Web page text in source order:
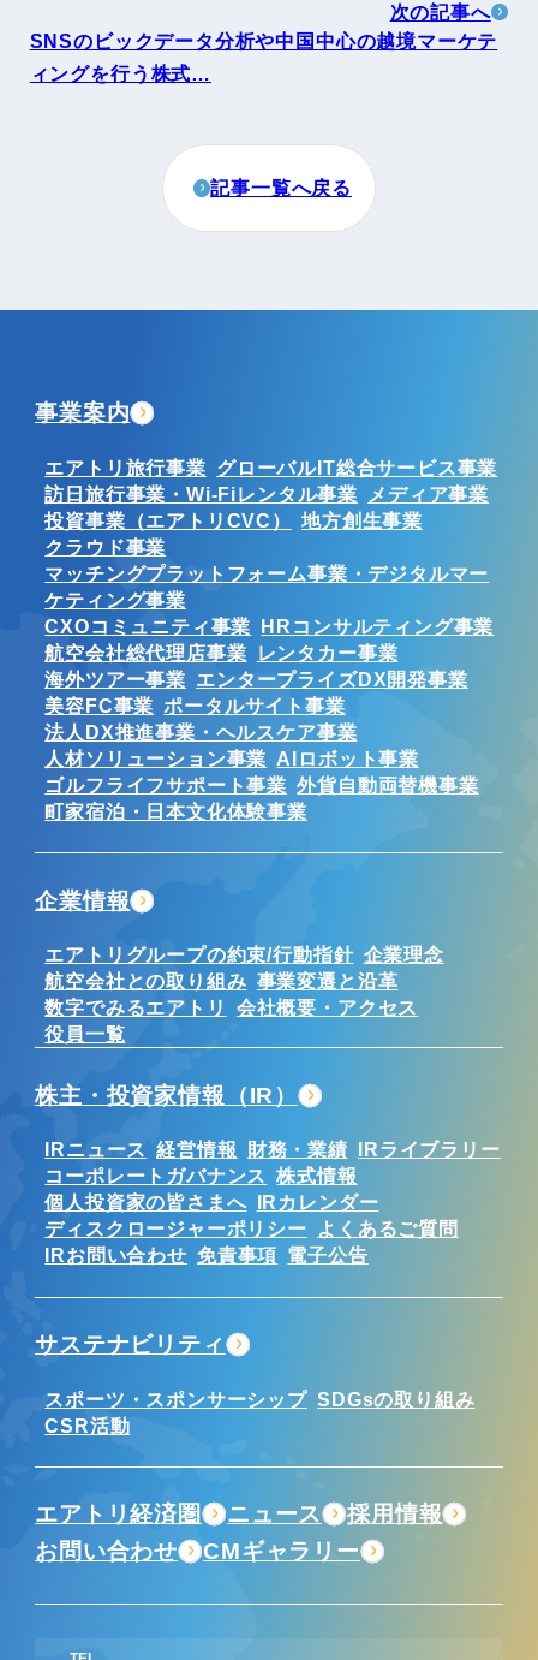
次の記事へ
SNSのビックデータ分析や中国中心の越境マーケテ
ィングを行う株式…
記事一覧へ戻る
事業案内
エアトリ旅行事業 グローバルIT総合サービス事業
訪日旅行事業・Wi-Fiレンタル事業
メディア事業
投資事業（エアトリCVC）
地方創生事業
クラウド事業
マッチングプラットフォーム事業・デジタルマー
ケティング事業
CXOコミュニティ事業 HRコンサルティング事業
航空会社総代理店事業
レンタカー事業
海外ツアー事業 エンタープライズDX開発事業
美容FC事業 ポータルサイト事業
法人DX推進事業・ヘルスケア事業
人材ソリューション事業 AIロボット事業
ゴルフライフサポート事業 外貨自動両替機事業
町家宿泊・日本文化体験事業
企業情報
エアトリグループの約束/行動指針 企業理念
航空会社との取り組み 事業変遷と沿革
数字でみるエアトリ
会社概要・アクセス
役員一覧
株主・投資家情報（IR）
IRニュース 経営情報 財務・業績 IRライブラリー
コーポレートガバナンス 株式情報
個人投資家の皆さまへ IRカレンダー
ディスクロージャーポリシー
よくあるご質問
IRお問い合わせ 免責事項 電子公告
サステナビリティ
スポーツ・スポンサーシップ SDGsの取り組み
CSR活動
エアトリ経済圏 ニュース
採用情報
お問い合わせ
CMギャラリー